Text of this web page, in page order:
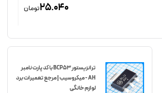
25.040تومان
ترانزیستور BCP53 با کد پارت نامبر
AH - میکروسیب | مرجع تعمیرات برد
لوازم خانگی